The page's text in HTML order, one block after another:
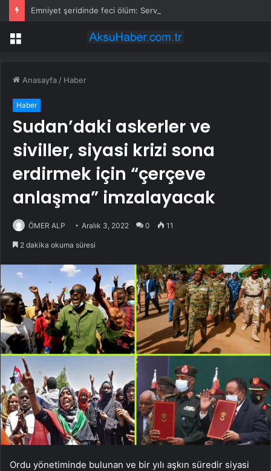
Menü
Anasayfa / Haber
Haber
Sudan’daki askerler ve
siviller, siyasi krizi sona
erdirmek için “çerçeve
anlaşma” imzalayacak
ÖMER ALP Aralık 3, 2022 0 11
2 dakika okuma süresi
Ordu yönetiminde bulunan ve bir yılı aşkın süredir siyasi